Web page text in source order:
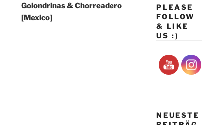
Golondrinas & Chorreadero
[Mexico]
PLEASE
FOLLOW
& LIKE
US :)
NEUESTE